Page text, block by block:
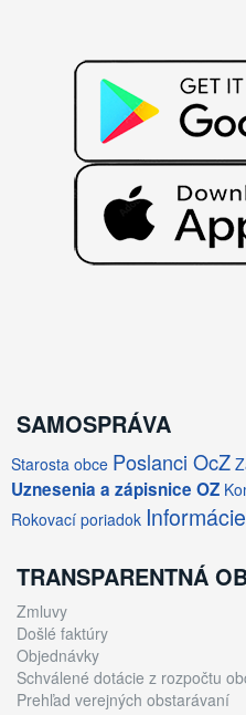
SAMOSPRÁVA
Starosta obce Poslanci OcZ
Uznesenia a zápisnice OZ
Rokovací poriadok
TRANSPARENTNÁ
Zmluvy
Došlé faktúry
Objednávky
Schválené dotácie z rozpočtu
Prehľad verejných obstarávaní